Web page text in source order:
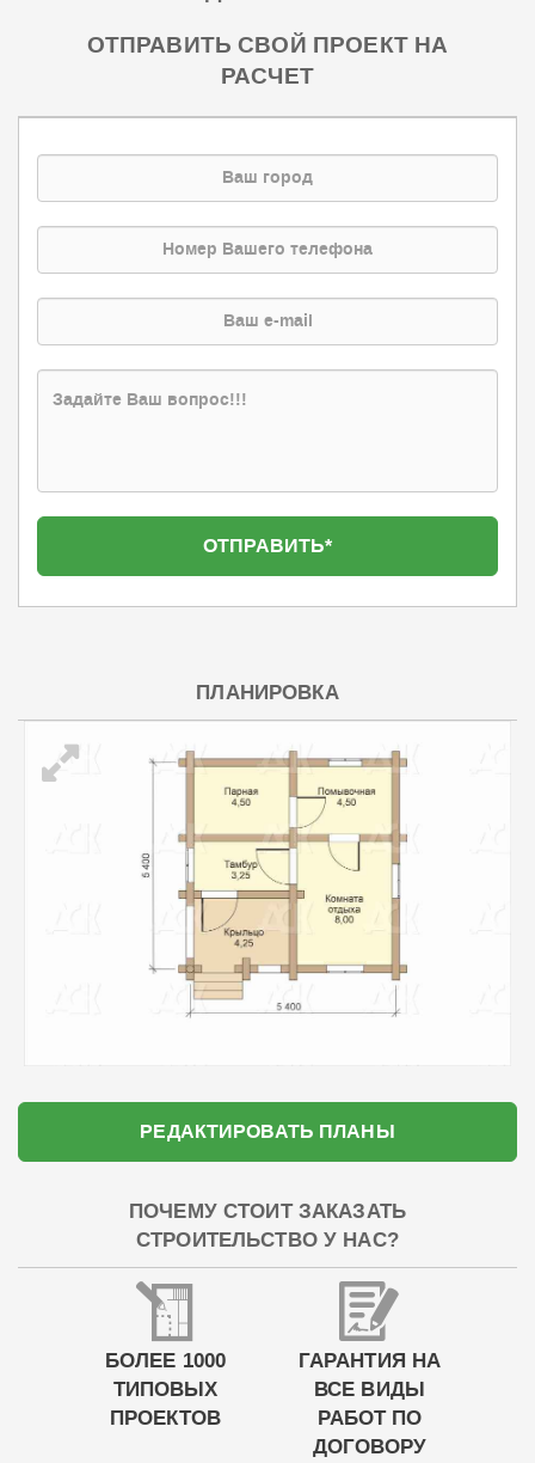
ОТПРАВИТЬ СВОЙ ПРОЕКТ НА
РАСЧЕТ
ПЛАНИРОВКА
РЕДАКТИРОВАТЬ ПЛАНЫ
ПОЧЕМУ СТОИТ ЗАКАЗАТЬ
СТРОИТЕЛЬСТВО У НАС?
БОЛЕЕ 1000
ТИПОВЫХ
ПРОЕКТОВ
ГАРАНТИЯ НА
ВСЕ ВИДЫ
РАБОТ ПО
ДОГОВОРУ